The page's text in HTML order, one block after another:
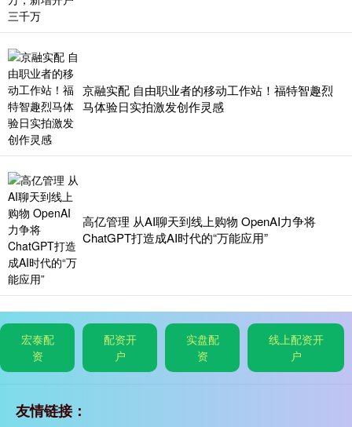
京融实配 自由职业者的移动工作站！福特智趣烈
马体验日实拍激发创作灵感
高亿管理 从AI聊天到线上购物 OpenAI力争将
ChatGPT打造成AI时代的“万能应用”
宏泰配
资
配资开
户
实盘配
资
线上配资开
户
友情链接：